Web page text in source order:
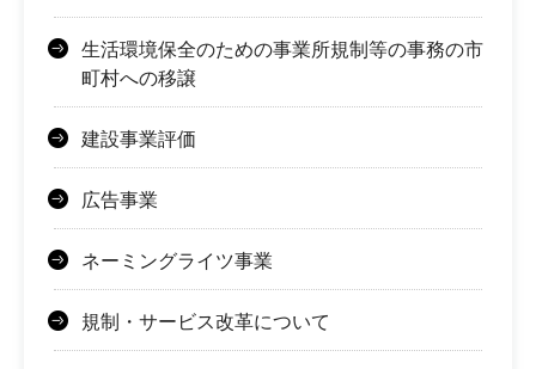
生活環境保全のための事業所規制等の事務の市
町村への移譲
建設事業評価
広告事業
ネーミングライツ事業
規制・サービス改革について